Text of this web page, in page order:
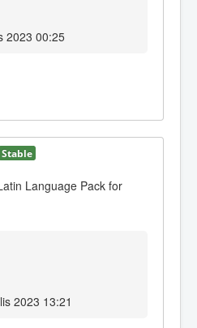
2023 00:25
Stable
Language Pack for
2023 13:21